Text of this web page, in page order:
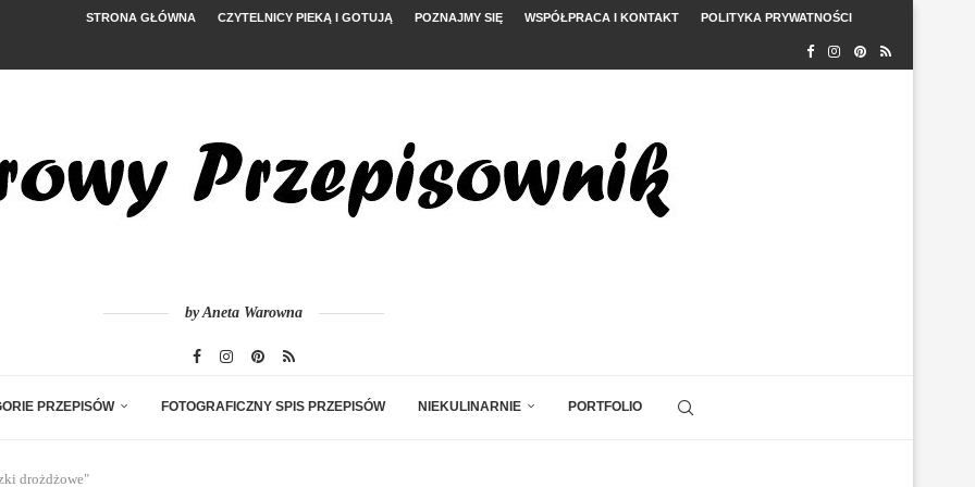
STRONA GŁÓWNA CZYTELNICY PIEKĄ I GOTUJĄ POZNAJMY SIĘ WSPÓŁPRACA I KONTAKT POLITYKA PRYWATNOŚCI
by Aneta Warowna
PRZEPISÓW FOTOGRAFICZNY SPIS PRZEPISÓW NIEKULINARNIE PORTFOLIO
drożdżowe"